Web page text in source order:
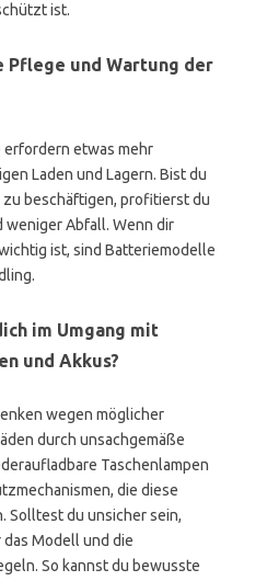
ist.
und Wartung der
etwas mehr
Laden und Lagern. Bist du
beschäftigen, profitierst du
weniger Abfall. Wenn dir
ist, sind Batteriemodelle
im Umgang mit
und Akkus?
wegen möglicher
durch unsachgemäße
Taschenlampen
die diese
Solltest du unsicher sein,
Modell und die
So kannst du bewusste